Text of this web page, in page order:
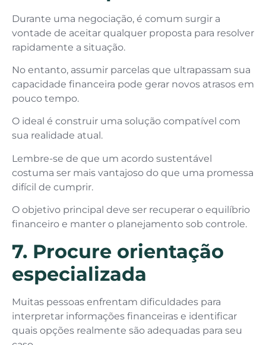
Durante uma negociação, é comum surgir a
vontade de aceitar qualquer proposta para resolver
rapidamente a situação.
No entanto, assumir parcelas que ultrapassam sua
capacidade financeira pode gerar novos atrasos em
pouco tempo.
O ideal é construir uma solução compatível com
sua realidade atual.
Lembre-se de que um acordo sustentável
costuma ser mais vantajoso do que uma promessa
difícil de cumprir.
O objetivo principal deve ser recuperar o equilíbrio
financeiro e manter o planejamento sob controle.
7. Procure orientação
especializada
Muitas pessoas enfrentam dificuldades para
interpretar informações financeiras e identificar
quais opções realmente são adequadas para seu